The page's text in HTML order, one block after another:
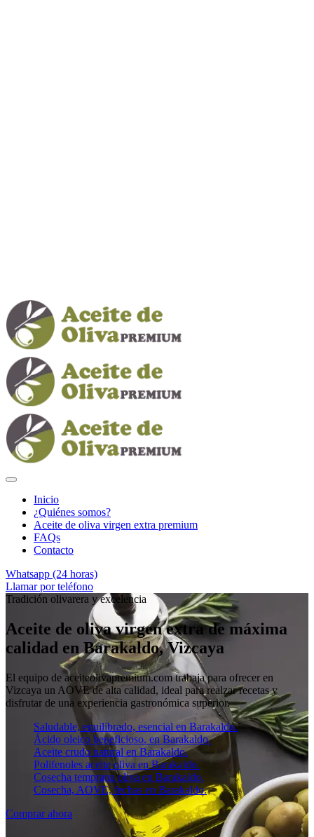
Inicio
¿Quiénes somos?
Aceite de oliva virgen extra premium
FAQs
Contacto
Whatsapp (24 horas)
Llamar por teléfono
Tradición olivarera y excelencia
Aceite de oliva virgen extra de máxima
calidad en Barakaldo, Vizcaya
El equipo de aceiteolivapremium.com trabaja para ofrecer en
Vizcaya un AOVE de alta calidad, ideal para realzar recetas y
disfrutar de una experiencia gastronómica superior.
Saludable, equilibrado, esencial en Barakaldo.
Ácido oleico beneficioso. en Barakaldo.
Aceite crudo natural en Barakaldo.
Polifenoles aceite oliva en Barakaldo.
Cosecha temprana oliva en Barakaldo.
Cosecha, AOVE, fechas en Barakaldo.
Comprar ahora